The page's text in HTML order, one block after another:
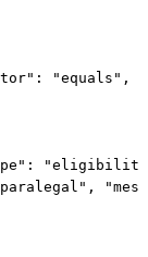
"equals",